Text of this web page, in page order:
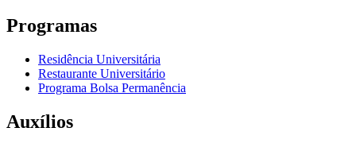
Programas
Residência Universitária
Restaurante Universitário
Programa Bolsa Permanência
Auxílios